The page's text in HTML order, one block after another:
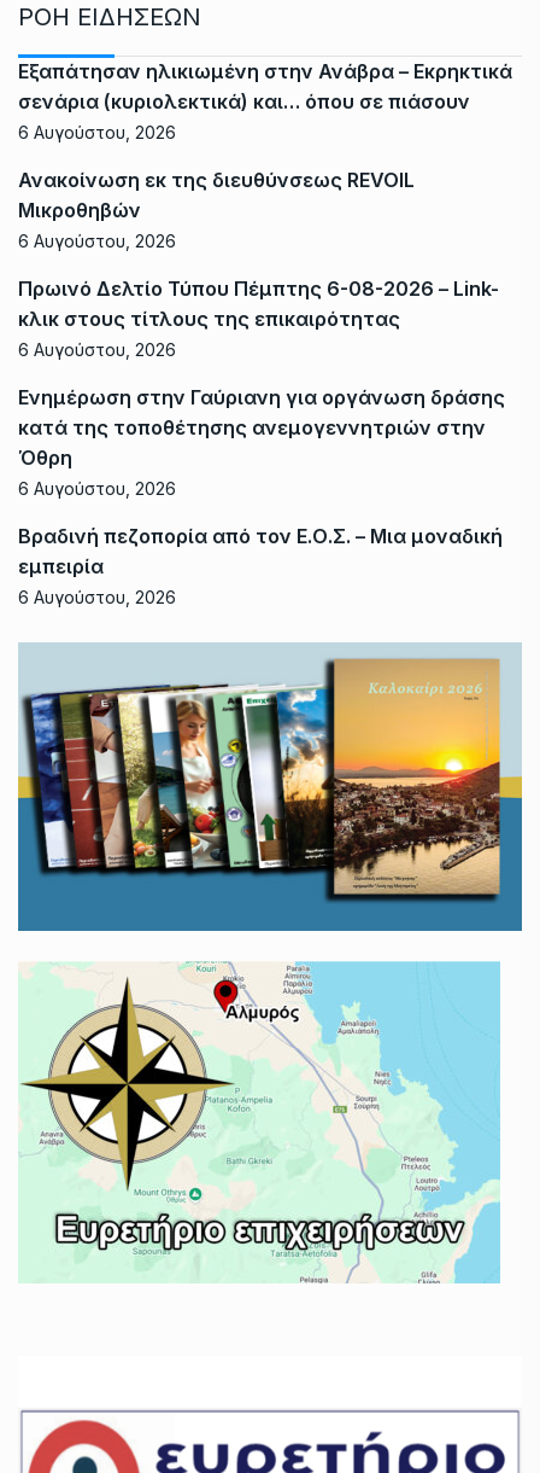
ΡΟΗ ΕΙΔΗΣΕΩΝ
Εξαπάτησαν ηλικιωμένη στην Ανάβρα – Εκρηκτικά
σενάρια (κυριολεκτικά) και… όπου σε πιάσουν
6 Αυγούστου, 2026
Ανακοίνωση εκ της διευθύνσεως REVOIL
Μικροθηβών
6 Αυγούστου, 2026
Πρωινό Δελτίο Τύπου Πέμπτης 6-08-2026 – Link-
κλικ στους τίτλους της επικαιρότητας
6 Αυγούστου, 2026
Ενημέρωση στην Γαύριανη για οργάνωση δράσης
κατά της τοποθέτησης ανεμογεννητριών στην
Όθρη
6 Αυγούστου, 2026
Βραδινή πεζοπορία από τον Ε.Ο.Σ. – Μια μοναδική
εμπειρία
6 Αυγούστου, 2026